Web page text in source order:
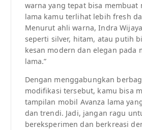
warna yang tepat bisa membuat
lama kamu terlihat lebih fresh
Menurut ahli warna, Indra
seperti silver, hitam, atau putih
kesan modern dan elegan pada
lama.”
Dengan menggabungkan
modifikasi tersebut, kamu bisa
tampilan mobil Avanza lama
dan trendi. Jadi, jangan ragu
bereksperimen dan berkreasi